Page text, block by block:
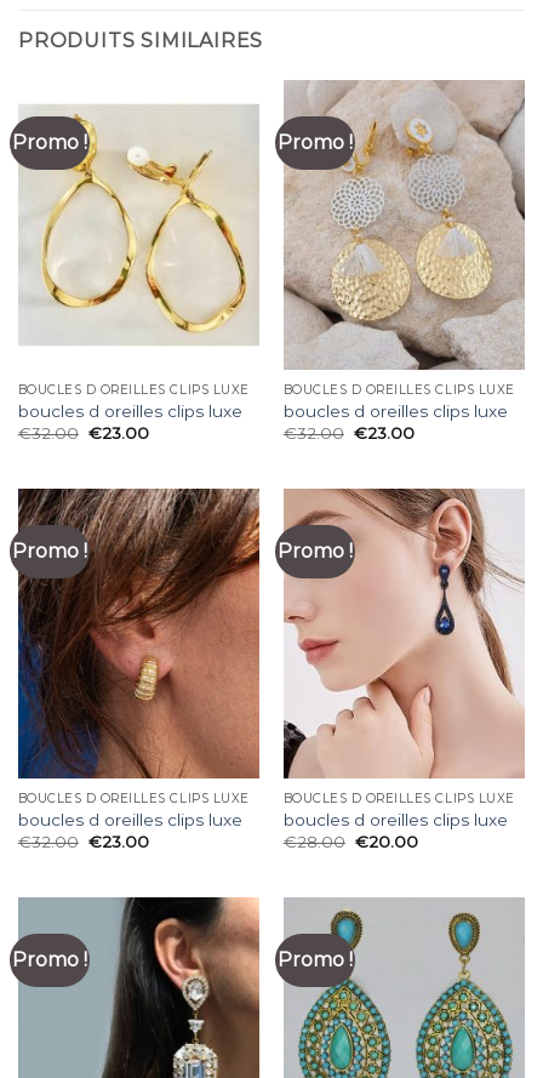
PRODUITS SIMILAIRES
Promo !
BOUCLES D OREILLES CLIPS LUXE
boucles d oreilles clips luxe
€32.00 €23.00
Promo !
BOUCLES D OREILLES CLIPS LUXE
boucles d oreilles clips luxe
€32.00 €23.00
Promo !
BOUCLES D OREILLES CLIPS LUXE
boucles d oreilles clips luxe
€32.00 €23.00
Promo !
BOUCLES D OREILLES CLIPS LUXE
boucles d oreilles clips luxe
€28.00 €20.00
Promo ! Promo !